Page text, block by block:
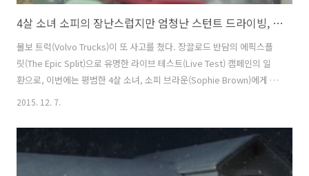
4살 소녀 소피의 장난스럽지만 엄청난 스턴트 드라이빙, 볼보 트럭(Volvo Trucks) 라이브 테스트(Live Test) 광고 - '누가 운전하는지 보세요 feat. 네살 소피(Look who's driving feat. 4-year-old Sophie)'편 [한글..
볼보 트럭(Volvo Trucks)이 또 사고를 쳤다. 장끌로드 반담의 에픽스플
릿(The Epic Split)으로 유명한 라이브 테스트(Live Test) 캠페인의 일
환으로, 이번에는 평범한 4살 소녀, 소피 브라운(Sophie Brown)에게 운
전대를 맡겼다. 그것도 위험천만한 스턴트 드라이빙 코스에서. 자칫 위험
스트를 흥미롭고 신기하게 만드는 재주가 탁월한 볼보트럭(Volvo
Trucks)의 이번 바이럴필름은 원격조종이 가능한 R/C카로 볼보트럭을
개조하고, 그 운전을 4살짜리 소녀 소피에게 맡김으로써, 누구나 웃으면
2015. 12. 7.